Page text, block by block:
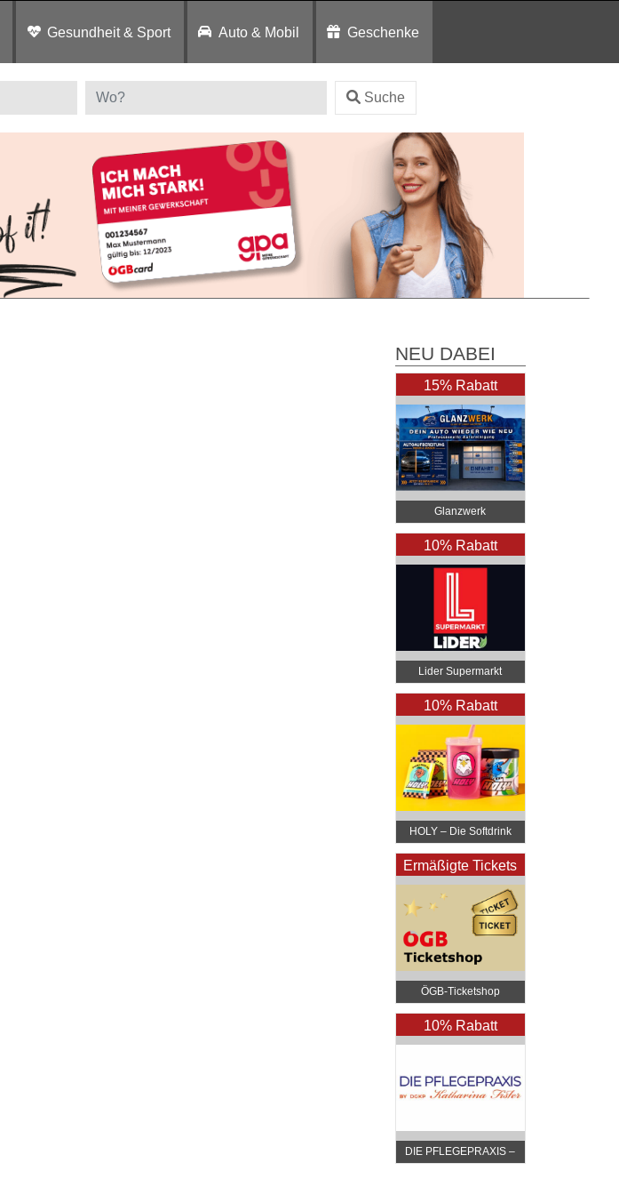
Gesundheit & Sport Auto & Mobil Geschenke
Suche
NEU DABEI
15% Rabatt
Glanzwerk
Autoreinigung
10% Rabatt
Lider Supermarkt
Bregenz
10% Rabatt
HOLY – Die Softdrink
Revolution
Ermäßigte Tickets
ÖGB-Ticketshop
10% Rabatt
DIE PFLEGEPRAXIS –
by DGKP Katharina